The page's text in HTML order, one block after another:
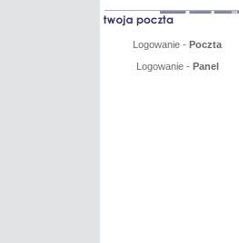
Logowanie - Poczta
Logowanie - Panel